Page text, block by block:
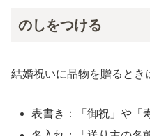
のしをつける
結婚祝いに品物を贈るとき
表書き：「御祝」や「